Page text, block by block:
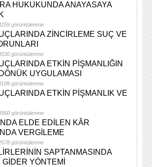
HUKUKUNDA ANAYASAYA
görüntülenme
ZİNCİRLEME SUÇ VE
görüntülenme
ETKİN PİŞMANLIĞIN
UYGULAMASI
görüntülenme
ETKİN PİŞMANLIK VE
görüntülenme
ELDE EDİLEN KÂR
VERGİLEME
görüntülenme
SAPTANMASINDA
YÖNTEMİ